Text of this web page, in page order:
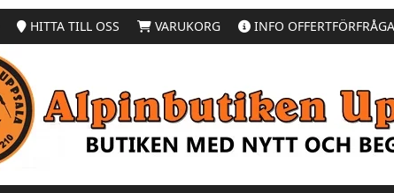
HITTA TILL OSS VARUKORG INFO